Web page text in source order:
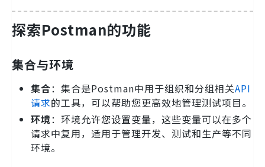
探索Postman的功能
集合与环境
集合：集合是Postman中用于组织和分组相关API
请求的工具，可以帮助您更高效地管理测试项目。
环境：环境允许您设置变量，这些变量可以在多个
请求中复用，适用于管理开发、测试和生产等不同
环境。